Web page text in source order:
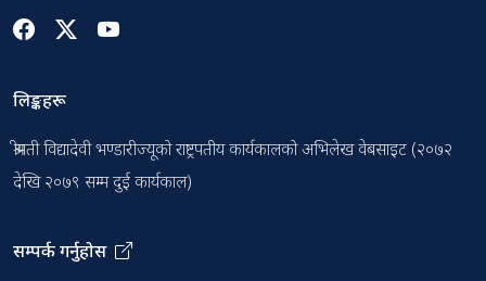
लिङ्कहरू
श्रीमती विद्यादेवी भण्डारीज्यूको राष्ट्रपतीय कार्यकालको अभिलेख वेबसाइट (२०७२
देखि २०७९ सम्म दुई कार्यकाल)
सम्पर्क गर्नुहोस